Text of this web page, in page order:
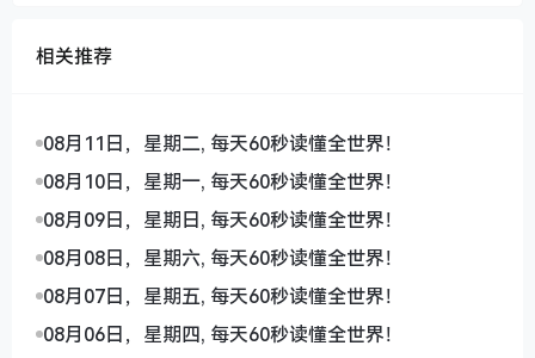
相关推荐
08月11日，星期二, 每天60秒读懂全世界！
08月10日，星期一, 每天60秒读懂全世界！
08月09日，星期日, 每天60秒读懂全世界！
08月08日，星期六, 每天60秒读懂全世界！
08月07日，星期五, 每天60秒读懂全世界！
08月06日，星期四, 每天60秒读懂全世界！